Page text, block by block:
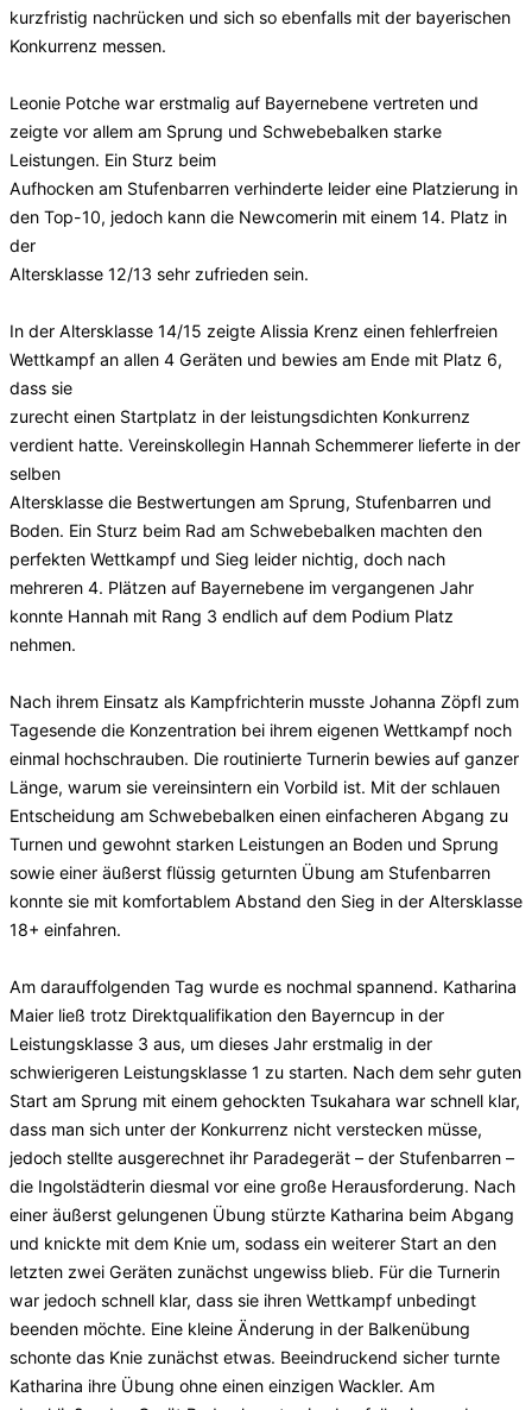
kurzfristig nachrücken und sich so ebenfalls mit der bayerischen
Konkurrenz messen.
Leonie Potche war erstmalig auf Bayernebene vertreten und
zeigte vor allem am Sprung und Schwebebalken starke
Leistungen. Ein Sturz beim
Aufhocken am Stufenbarren verhinderte leider eine Platzierung in
den Top-10, jedoch kann die Newcomerin mit einem 14. Platz in
der
Altersklasse 12/13 sehr zufrieden sein.
In der Altersklasse 14/15 zeigte Alissia Krenz einen fehlerfreien
Wettkampf an allen 4 Geräten und bewies am Ende mit Platz 6,
dass sie
zurecht einen Startplatz in der leistungsdichten Konkurrenz
verdient hatte. Vereinskollegin Hannah Schemmerer lieferte in der
selben
Altersklasse die Bestwertungen am Sprung, Stufenbarren und
Boden. Ein Sturz beim Rad am Schwebebalken machten den
perfekten Wettkampf und Sieg leider nichtig, doch nach
mehreren 4. Plätzen auf Bayernebene im vergangenen Jahr
konnte Hannah mit Rang 3 endlich auf dem Podium Platz
nehmen.
Nach ihrem Einsatz als Kampfrichterin musste Johanna Zöpfl zum
Tagesende die Konzentration bei ihrem eigenen Wettkampf noch
einmal hochschrauben. Die routinierte Turnerin bewies auf ganzer
Länge, warum sie vereinsintern ein Vorbild ist. Mit der schlauen
Entscheidung am Schwebebalken einen einfacheren Abgang zu
Turnen und gewohnt starken Leistungen an Boden und Sprung
sowie einer äußerst flüssig geturnten Übung am Stufenbarren
konnte sie mit komfortablem Abstand den Sieg in der Altersklasse
18+ einfahren.
Am darauffolgenden Tag wurde es nochmal spannend. Katharina
Maier ließ trotz Direktqualifikation den Bayerncup in der
Leistungsklasse 3 aus, um dieses Jahr erstmalig in der
schwierigeren Leistungsklasse 1 zu starten. Nach dem sehr guten
Start am Sprung mit einem gehockten Tsukahara war schnell klar,
dass man sich unter der Konkurrenz nicht verstecken müsse,
jedoch stellte ausgerechnet ihr Paradegerät – der Stufenbarren –
die Ingolstädterin diesmal vor eine große Herausforderung. Nach
einer äußerst gelungenen Übung stürzte Katharina beim Abgang
und knickte mit dem Knie um, sodass ein weiterer Start an den
letzten zwei Geräten zunächst ungewiss blieb. Für die Turnerin
war jedoch schnell klar, dass sie ihren Wettkampf unbedingt
beenden möchte. Eine kleine Änderung in der Balkenübung
schonte das Knie zunächst etwas. Beeindruckend sicher turnte
Katharina ihre Übung ohne einen einzigen Wackler. Am